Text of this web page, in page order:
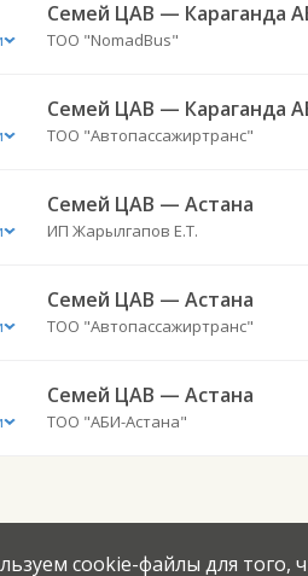
Семей ЦАВ — Караганда
ТОО "NomadBus"
Семей ЦАВ — Караганда
ТОО "Автопассажиртранс"
Семей ЦАВ — Астана
ИП Жарылгапов Е.Т.
Семей ЦАВ — Астана
ТОО "Автопассажиртранс"
Семей ЦАВ — Астана
ТОО "АБИ-Астана"
cookie-файлы для того,